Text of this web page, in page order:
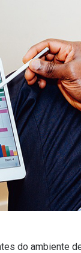
do ambiente